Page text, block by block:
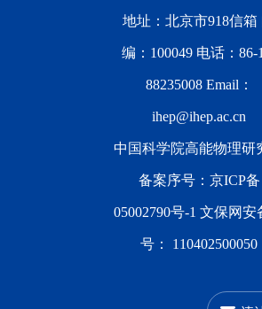
地址：北京市918信箱
编：100049 电话：86-
88235008 Email：
ihep@ihep.ac.cn
中国科学院高能物理研
备案序号： 京ICP备
05002790号-1 文保网安
号： 110402500050